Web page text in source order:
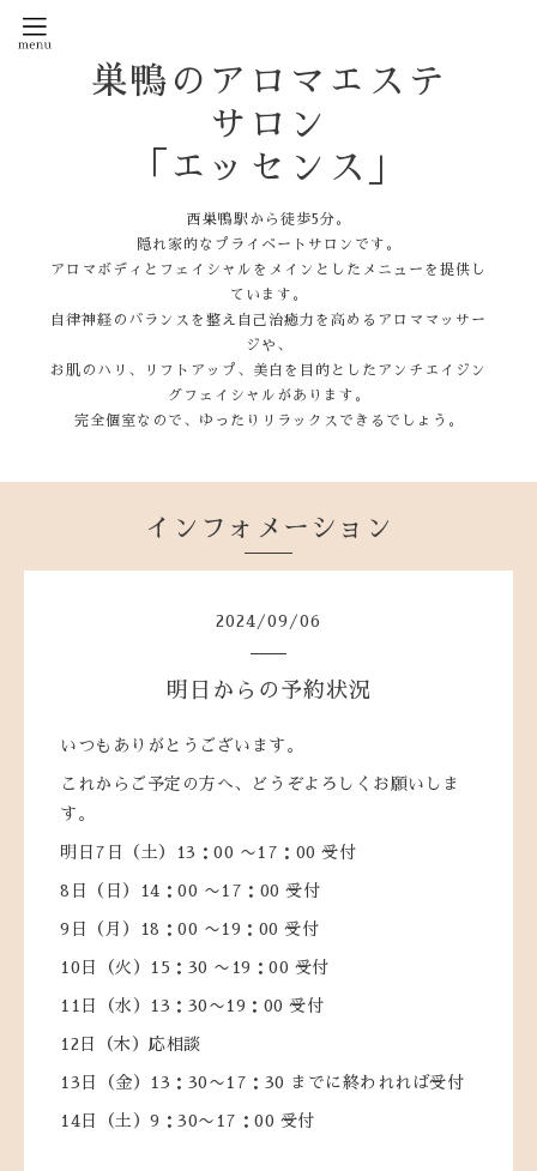
巣鴨のアロマエステ
サロン
「エッセンス」
西巣鴨駅から徒歩5分。
隠れ家的なプライベートサロンです。
アロマボディとフェイシャルをメインとしたメニューを提供し
ています。
自律神経のバランスを整え自己治癒力を高めるアロママッサー
ジや、
お肌のハリ、リフトアップ、美白を目的としたアンチエイジン
グフェイシャルがあります。
完全個室なので、ゆったりリラックスできるでしょう。
インフォメーション
2024 /09 /06
明日からの予約状況
いつもありがとうございます。
これからご予定の方へ、どうぞよろしくお願いしま
す。
明日7日（土）13：00 〜17：00 受付
8日（日）14：00 〜17：00 受付
9日（月）18：00 〜19：00 受付
10日（火）15：30 〜19：00 受付
11日（水）13：30〜19：00 受付
12日（木）応相談
13日（金）13：30〜17：30 までに終われれば受付
14日（土）9：30〜17：00 受付